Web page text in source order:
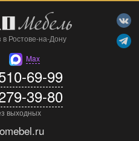
Ростове-на-Дону
Max
69-99
39-80
выходных